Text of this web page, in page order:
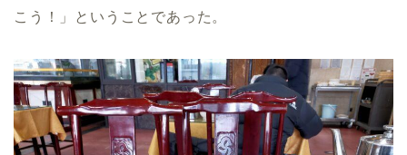
こう！」ということであった。